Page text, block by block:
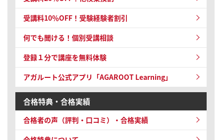
受講料10％OFF！受験経験者割引
何でも聞ける！個別受講相談
登録１分で講座を無料体験
アガルート公式アプリ「AGAROOT Learning」
合格特典・合格実績
合格者の声（評判・口コミ）・合格実績